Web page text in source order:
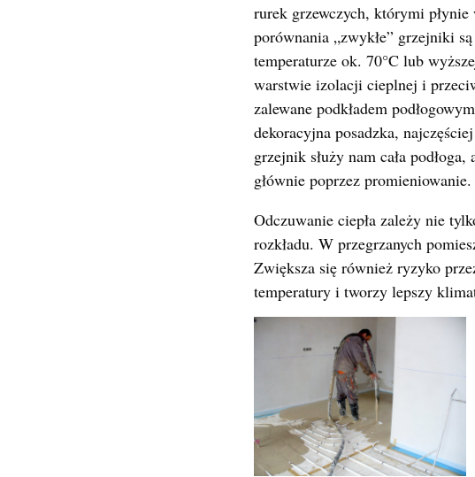
rurek grzewczych, którymi
porównania „zwykłe” grzejniki
temperaturze ok. 70°C lub
warstwie izolacji cieplnej i
zalewane podkładem
dekoracyjna posadzka,
grzejnik służy nam cała
głównie poprzez promieniowanie.
Odczuwanie ciepła zależy nie
rozkładu. W przegrzanych
Zwiększa się również ryzyko
temperatury i tworzy lepszy